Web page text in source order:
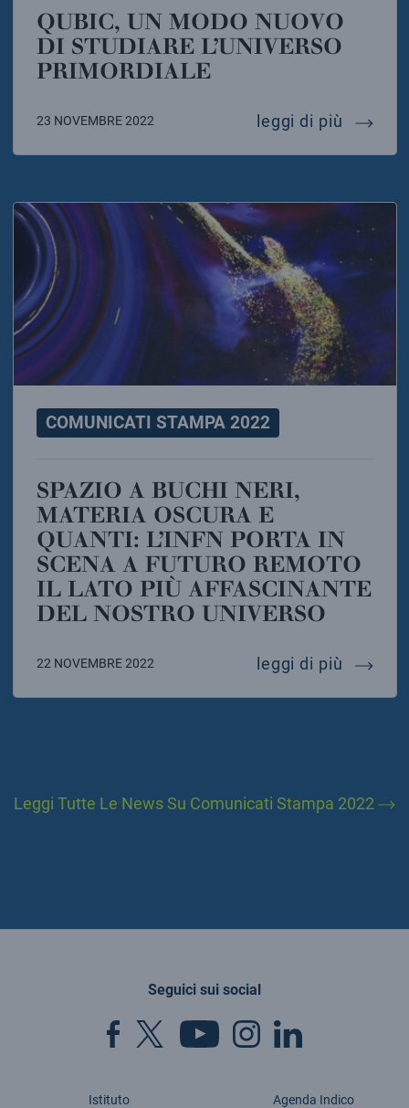
QUBIC, UN MODO NUOVO
DI STUDIARE L’UNIVERSO
PRIMORDIALE
23 NOVEMBRE 2022 leggi di più qubic,
COMUNICATI STAMPA 2022
SPAZIO A BUCHI NERI,
MATERIA OSCURA E
QUANTI: L’INFN PORTA IN
SCENA A FUTURO REMOTO
IL LATO PIÙ AFFASCINANTE
DEL NOSTRO UNIVERSO
22 NOVEMBRE 2022 leggi di più
Leggi Tutte Le News Su Comunicati Stampa 2022
Seguici sui social
Istituto
Agenda Indico